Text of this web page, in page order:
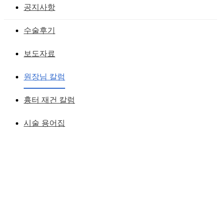
공지사항
수술후기
보도자료
원장님 칼럼
흉터 재건 칼럼
시술 용어집
복코(주먹코)의코끝성형-뭉툭하고 넓은
황성호 원장작성일